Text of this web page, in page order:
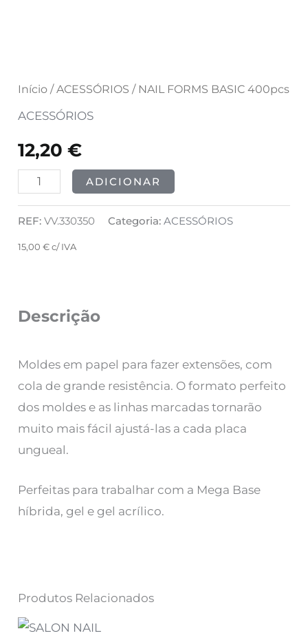
Início /ACESSÓRIOS / NAIL FORMS BASIC 400pcs
ACESSÓRIOS
12,20€
ADICIONAR
REF:VV.330350 Categoria:ACESSÓRIOS
15,00€ c/ IVA
Descrição
Moldes em papel para fazer extensões, com
cola de grande resistência. O formato perfeito
dos moldes e as linhas marcadas tornarão
muito mais fácil ajustá-las a cada placa
ungueal.
Perfeitas para trabalhar com a Mega Base
híbrida, gel e gel acrílico.
Produtos Relacionados